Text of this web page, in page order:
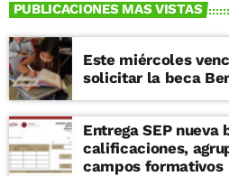
PUBLICACIONES MAS VISTAS
Este miércoles
solicitar la beca
Entrega SEP nueva
calificaciones,
campos formativos